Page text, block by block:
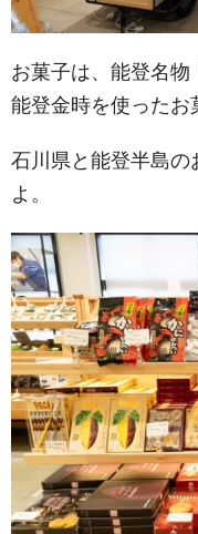
お菓子は、能登名
能登金時を使ったお
石川県と能登半島の
よ。